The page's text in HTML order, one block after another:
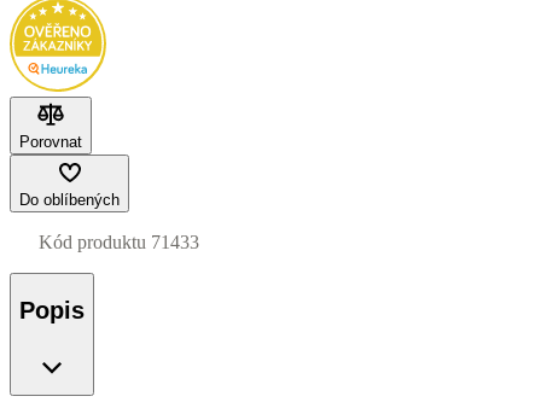
Porovnat
Do oblíbených
Kód produktu 71433
Popis